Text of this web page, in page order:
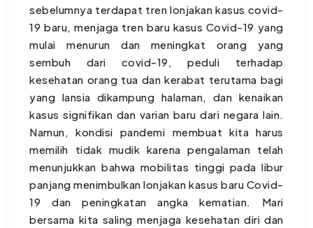
sebelumnya terdapat tren lonjakan kasus covid-
19 baru, menjaga tren baru kasus Covid-19 yang
mulai menurun dan meningkat orang yang
sembuh dari covid-19, peduli terhadap
kesehatan orang tua dan kerabat terutama bagi
yang lansia dikampung halaman, dan kenaikan
kasus signifikan dan varian baru dari negara lain.
Namun, kondisi pandemi membuat kita harus
memilih tidak mudik karena pengalaman telah
menunjukkan bahwa mobilitas tinggi pada libur
panjang menimbulkan lonjakan kasus baru Covid-
19 dan peningkatan angka kematian. Mari
bersama kita saling menjaga kesehatan diri dan